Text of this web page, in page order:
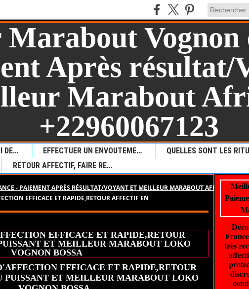
COMMENT ET POURQUOI DEMANDER UNE VOYANCE CHEZ LE JEUNE MARABOUT SEDONOU GUETA PAUL? EFFECTUER UN ENVOUTEMENT POUR PROVOQUER LA MALCHANCE
RETOUR AFFECTIF, FAIRE REVENIR VOTRE AMOUR PERDU
- PAIEMENT APRÈS RÉSULTAT/VOYANT ET MEILLEUR MARABOUT AFRICAIN
EFFICACE ET RAPIDE,RETOUR AFFECTIF EN
EFFICACE ET RAPIDE,RETOUR
ET MEILLEUR MARABOUT LOKO
VOGNON BOSSA
très